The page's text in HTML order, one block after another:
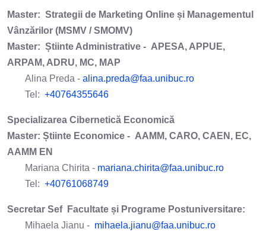
Master: Strategii de Marketing Online și Managementul
Vânzărilor (MSMV / SMOMV)
Master: Știinte Administrative - APESA, APPUE,
ARPAM, ADRU, MC, MAP
Alina Preda - alina.preda@faa.unibuc.ro
Tel: +40764355646
Specializarea Cibernetică Economică
Master: Știinte Economice - AAMM, CARO, CAEN, EC,
AAMM EN
Mariana Chirita - mariana.chirita@faa.unibuc.ro
Tel: +40761068749
Secretar Sef Facultate și Programe Postuniversitare:
Mihaela Jianu - mihaela.jianu@faa.unibuc.ro